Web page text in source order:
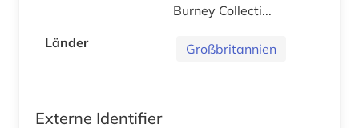
Burney Collecti...
Länder
Großbritannien
Externe Identifier